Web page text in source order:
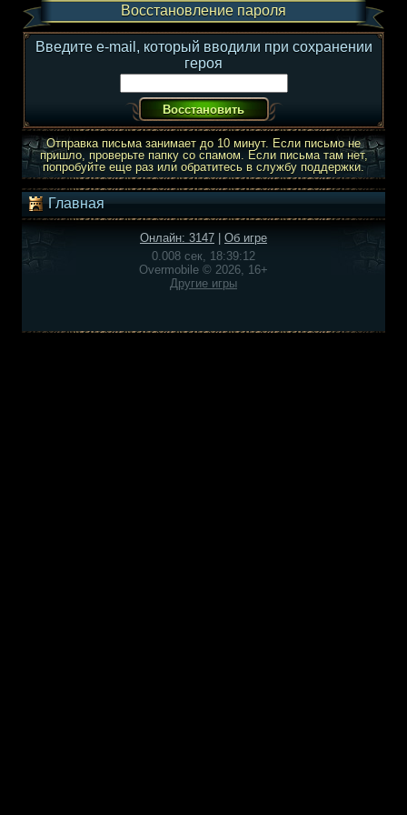
Восстановление пароля
Введите e-mail, который вводили при сохранении
героя
Отправка письма занимает до 10 минут. Если письмо не
пришло, проверьте папку со спамом. Если письма там нет,
попробуйте еще раз или обратитесь в службу поддержки.
Главная
Онлайн: 3147
Об игре
0.008 сек, 18:39:12
Overmobile © 2026, 16+
Другие игры